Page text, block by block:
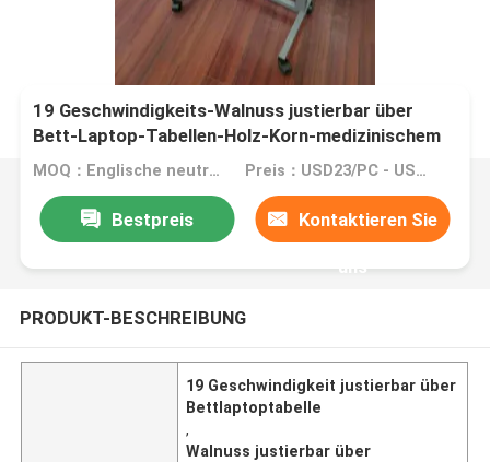
19 Geschwindigkeits-Walnuss justierbar über
Bett-Laptop-Tabellen-Holz-Korn-medizinischem
Kopfende mit Rädern MOQ：Englische neutrale Version: MOQ 10PC/SOEM: MOQ 100PCS Preis：USD23/PC - USD28/PC
Bestpreis Kontaktieren Sie
uns
PRODUKT-BESCHREIBUNG
19 Geschwindigkeit justierbar über
Bettlaptoptabelle
,
Walnuss justierbar über